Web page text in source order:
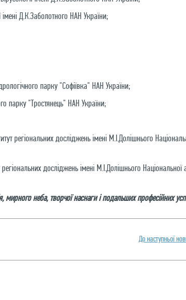
імені Д.К.Заболотного НАН України;
парку "Софіївка" НАН України;
парку "Тростянець" НАН України;
регіональних досліджень імені М.І.Долішнього
досліджень імені М.І.Долішнього Національної
неба, творчої наснаги і подальших професійних
До наступньої